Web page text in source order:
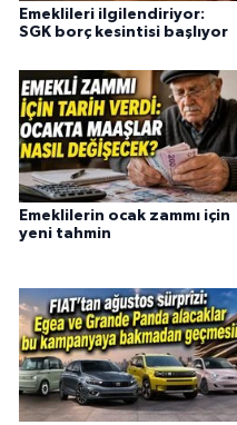
Emeklileri ilgilendiriyor:
SGK borç kesintisi başlıyor
Emeklilerin ocak zammı için
yeni tahmin